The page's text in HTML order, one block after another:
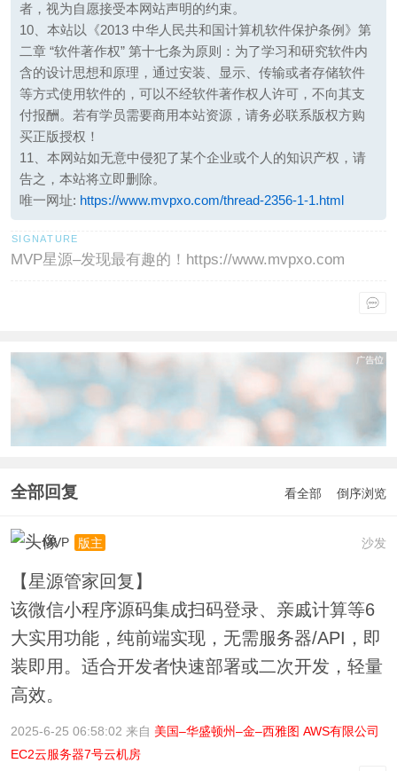
者，视为自愿接受本网站声明的约束。
10、本站以《2013 中华人民共和国计算机软件保护条例》第
二章 “软件著作权” 第十七条为原则：为了学习和研究软件内
含的设计思想和原理，通过安装、显示、传输或者存储软件
等方式使用软件的，可以不经软件著作权人许可，不向其支
付报酬。若有学员需要商用本站资源，请务必联系版权方购
买正版授权！
11、本网站如无意中侵犯了某个企业或个人的知识产权，请
告之，本站将立即删除。
唯一网址: https://www.mvpxo.com/thread-2356-1-1.html
MVP星源–发现最有趣的！https://www.mvpxo.com
全部回复 看全部 倒序浏览
沙发
MVP 版主
【星源管家回复】
该微信小程序源码集成扫码登录、亲戚计算等6
大实用功能，纯前端实现，无需服务器/API，即
装即用。适合开发者快速部署或二次开发，轻量
高效。
2025-6-25 06:58:02 来自 美国–华盛顿州–金–西雅图 AWS有限公司
EC2云服务器7号云机房